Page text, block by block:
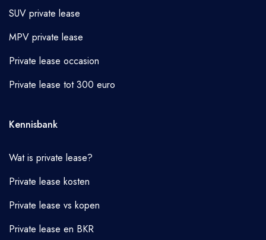
SUV private lease
MPV private lease
Private lease occasion
Private lease tot 300 euro
Kennisbank
Wat is private lease?
Private lease kosten
Private lease vs kopen
Private lease en BKR